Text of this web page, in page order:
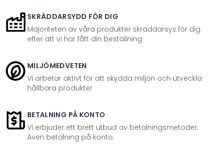
SKRÄDDARSYDD FÖR DIG
Majoriteten av våra produkter skräddarsys för dig
efter att vi har fått din beställning
MILJÖMEDVETEN
Vi arbetar aktivt för att skydda miljön och utveckla
hållbara produkter
BETALNING PÅ KONTO
Vi erbjuder ett brett utbud av betalningsmetoder.
Även betalning på konto.